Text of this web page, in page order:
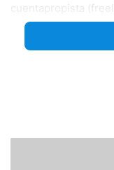
cuentapropista
periodistas están
redacciones, la